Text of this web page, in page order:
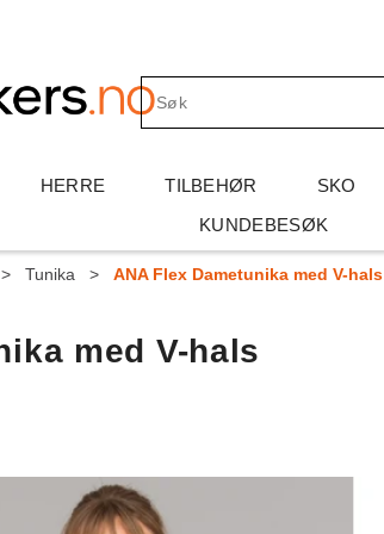
HERRE TILBEHØR SKO
KUNDEBESØK
> Tunika > ANA Flex Dametunika med V-hals
med V-hals